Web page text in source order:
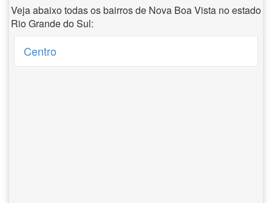
Veja abaixo todas os bairros de Nova Boa Vista no estado
Rio Grande do Sul:
Centro